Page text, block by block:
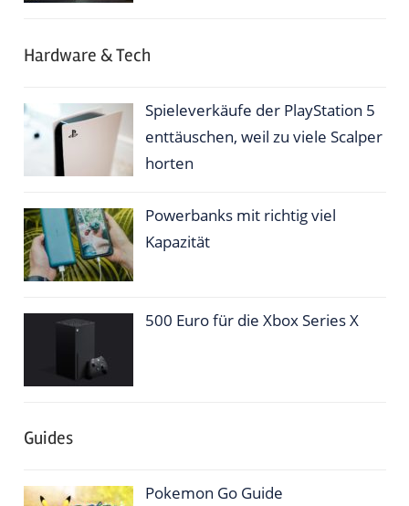
Hardware & Tech
Spieleverkäufe der PlayStation 5
enttäuschen, weil zu viele Scalper
horten
Powerbanks mit richtig viel
Kapazität
500 Euro für die Xbox Series X
Guides
Pokemon Go Guide